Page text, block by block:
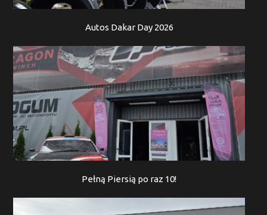
Autos Dakar Day 2026
Pełną Piersią po raz 10!